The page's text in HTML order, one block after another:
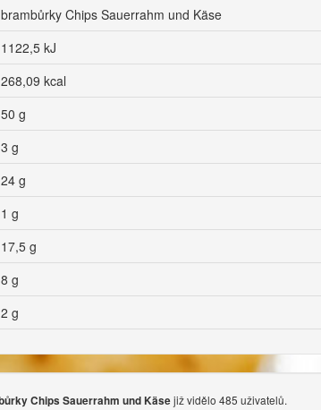
brambůrky Chips Sauerrahm und Käse
1122,5 kJ
268,09 kcal
50 g
3 g
24 g
1 g
17,5 g
8 g
2 g
Chips Sauerrahm und Käsejiž vidělo 485 uživatelů.